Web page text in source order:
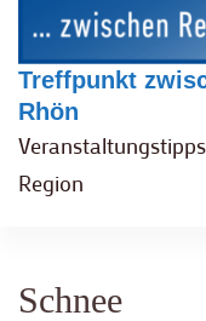
Treffpunkt
Rhön
Region
Schnee